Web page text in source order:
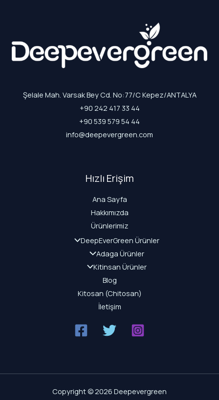
Şelale Mah. Varsak Bey Cd. No:77/C Kepez/ANTALYA
+90 242 417 33 44
+90 539 579 54 44
info@deepevergreen.com
Hızlı Erişim
Ana Sayfa
Hakkımızda
Ürünlerimiz
DeepEverGreen Ürünler
Adaga Ürünler
Kitinsan Ürünler
Blog
Kitosan (Chitosan)
İletişim
Copyright © 2026 Deepevergreen